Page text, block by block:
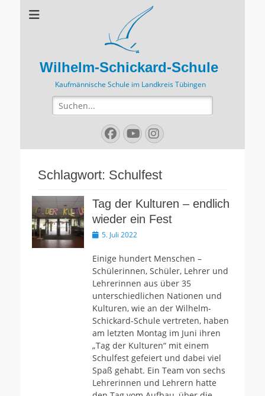
Wilhelm-Schickard-Schule
Kaufmännische Schule im Landkreis Tübingen
Suchen
nach:
Facebook
YouTube
Instagram
Schlagwort: Schulfest
Tag der Kulturen – endlich
wieder ein Fest
Veröffentlicht
5. Juli 2022
Einige hundert Menschen –
Schülerinnen, Schüler, Lehrer und
Lehrerinnen aus über 35
unterschiedlichen Nationen und
Kulturen, wie an der Wilhelm-
Schickard-Schule vertreten, haben
am letzten Montag im Juni ihren
„Tag der Kulturen“ mit einem
Schulfest gefeiert und dabei viel
Spaß gehabt. Ein Team von sechs
Lehrerinnen und Lehrern hatte